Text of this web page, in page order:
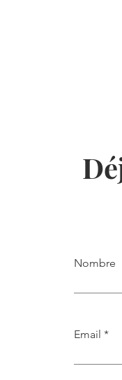
Nombre
Email